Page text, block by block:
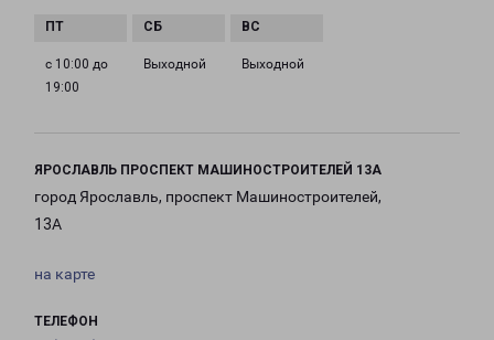
с 10:00 до
19:00
Выходной Выходной
ЯРОСЛАВЛЬ ПРОСПЕКТ МАШИНОСТРОИТЕЛЕЙ 13А
город Ярославль, проспект Машиностроителей,
13А
на карте
ТЕЛЕФОН